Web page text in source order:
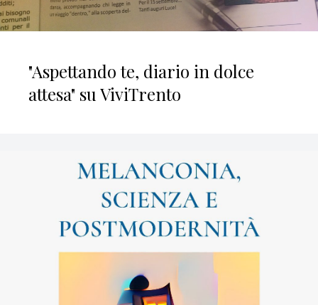
"Aspettando te, diario in dolce
attesa" su ViviTrento